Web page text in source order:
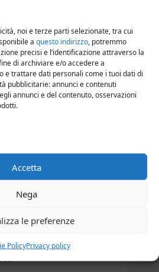
noi e terze parti selezionate, tra cui
a questo indirizzo, potremmo
precisi e l’identificazione attraverso la
di archiviare e/o accedere a
e trattare dati personali come i tuoi dati di
pubblicitarie: annunci e contenuti
annunci e del contenuto, osservazioni
Accetta
Nega
le preferenze
PolicyPrivacy policy
& Ceramic Eco Friendly
2000
00